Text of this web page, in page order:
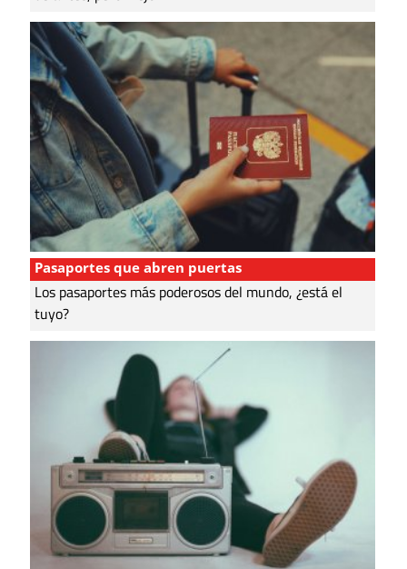
Pasaportes que abren puertas
Los pasaportes más poderosos del mundo, ¿está el
tuyo?